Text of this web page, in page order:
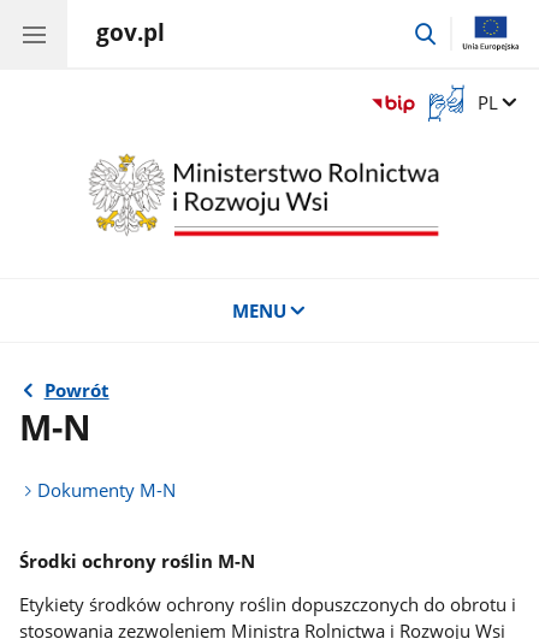
gov.pl
przejdź
Otwórz
okno
tłumaczem
migowego
Zmień
PL
MENU
Powrót
M-N
Dokumenty M-N
Środki ochrony roślin M-N
Etykiety środków ochrony roślin dopuszczonych do obrotu i
stosowania zezwoleniem Ministra Rolnictwa i Rozwoju Wsi